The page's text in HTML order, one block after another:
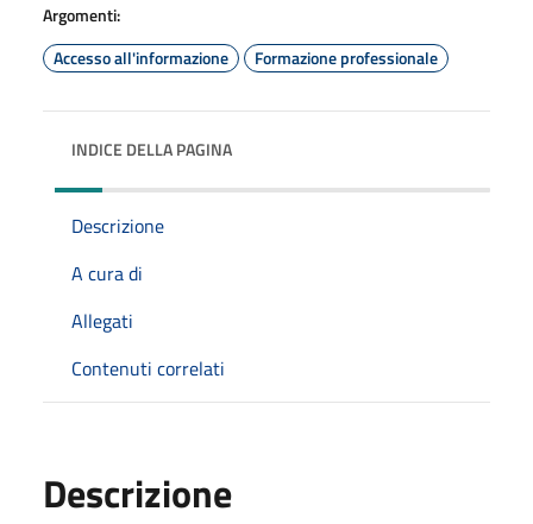
Argomenti:
Accesso all'informazione
Formazione professionale
INDICE DELLA PAGINA
Descrizione
A cura di
Allegati
Contenuti correlati
Descrizione